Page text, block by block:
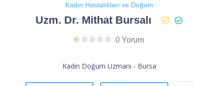
Kadın Hastalıkları ve Doğum
Uzm. Dr. Mithat Bursalı
0 Yorum
Kadın Doğum Uzmanı - Bursa